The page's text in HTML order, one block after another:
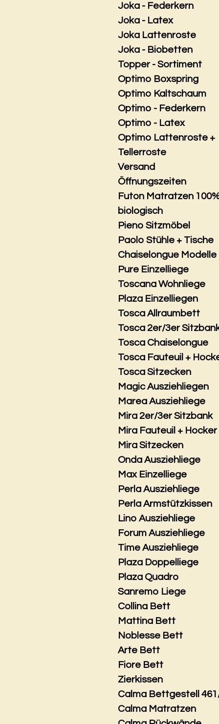
Joka - Federkern
Joka - Latex
Joka Lattenroste
Joka - Biobetten
Topper - Sortiment
Optimo Boxspring
Optimo Kaltschaum
Optimo - Federkern
Optimo - Latex
Optimo Lattenroste +
Tellerroste
Versand
Öffnungszeiten
Futon Matratzen
biologisch
Pieno Sitzmöbel
Paolo Stühle + Tische
Chaiselongue Modelle
Pure Einzelliege
Toscana Wohnliege
Plaza Einzelliegen
Tosca Allraumbett
Tosca 2er/3er
Tosca Chaiselongue
Tosca Fauteuil +
Tosca Sitzecken
Magic Ausziehliegen
Marea Ausziehliege
Mira 2er/3er Sitzbank
Mira Fauteuil + Hocker
Mira Sitzecken
Onda Ausziehliege
Max Einzelliege
Perla Ausziehliege
Perla Armstützkissen
Lino Ausziehliege
Forum Ausziehliege
Time Ausziehliege
Plaza Doppelliege
Plaza Quadro
Sanremo Liege
Collina Bett
Mattina Bett
Noblesse Bett
Arte Bett
Fiore Bett
Zierkissen
Calma Bettgestell
Calma Matratzen